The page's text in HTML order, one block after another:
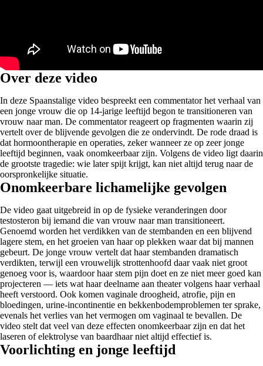
Over deze video
In deze Spaanstalige video bespreekt een commentator het verhaal van
een jonge vrouw die op 14-jarige leeftijd begon te transitioneren van
vrouw naar man. De commentator reageert op fragmenten waarin zij
vertelt over de blijvende gevolgen die ze ondervindt. De rode draad is
dat hormoontherapie en operaties, zeker wanneer ze op zeer jonge
leeftijd beginnen, vaak onomkeerbaar zijn. Volgens de video ligt daarin
de grootste tragedie: wie later spijt krijgt, kan niet altijd terug naar de
oorspronkelijke situatie.
Onomkeerbare lichamelijke gevolgen
De video gaat uitgebreid in op de fysieke veranderingen door
testosteron bij iemand die van vrouw naar man transitioneert.
Genoemd worden het verdikken van de stembanden en een blijvend
lagere stem, en het groeien van haar op plekken waar dat bij mannen
gebeurt. De jonge vrouw vertelt dat haar stembanden dramatisch
verdikten, terwijl een vrouwelijk strottenhoofd daar vaak niet groot
genoeg voor is, waardoor haar stem pijn doet en ze niet meer goed kan
projecteren — iets wat haar deelname aan theater volgens haar verhaal
heeft verstoord. Ook komen vaginale droogheid, atrofie, pijn en
bloedingen, urine-incontinentie en bekkenbodemproblemen ter sprake,
evenals het verlies van het vermogen om vaginaal te bevallen. De
video stelt dat veel van deze effecten onomkeerbaar zijn en dat het
laseren of elektrolyse van baardhaar niet altijd effectief is.
Voorlichting en jonge leeftijd